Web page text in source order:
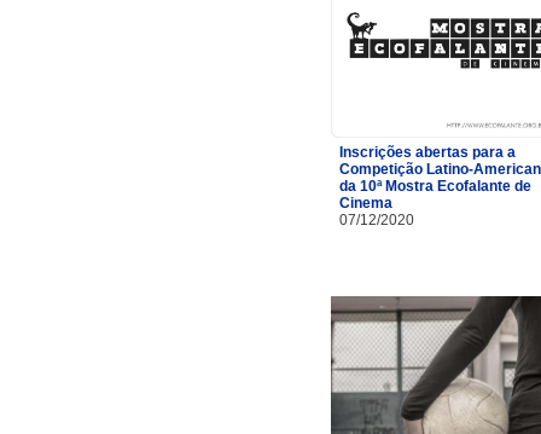
Inscrições abertas para a
Competição Latino-
da 10ª Mostra Ecofalante de
Cinema
07/12/2020